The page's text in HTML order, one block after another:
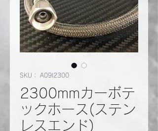
SKU： A09I2300
2300mmカーボテ
ックホース(ステン
レスエンド)